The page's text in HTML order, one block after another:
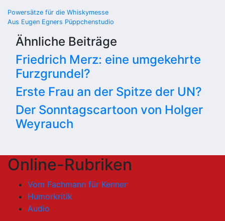
Beitragsnavigation
Powersätze für die Whiskymesse
Aus Eugen Egners Püppchenstudio
Ähnliche Beiträge
Friedrich Merz: eine umgekehrte
Furzgrundel?
Erste Frau an der Spitze der UN?
Der Sonntagscartoon von Holger
Weyrauch
Online-Rubriken
Vom Fachmann für Kenner
Humorkritik
Audio